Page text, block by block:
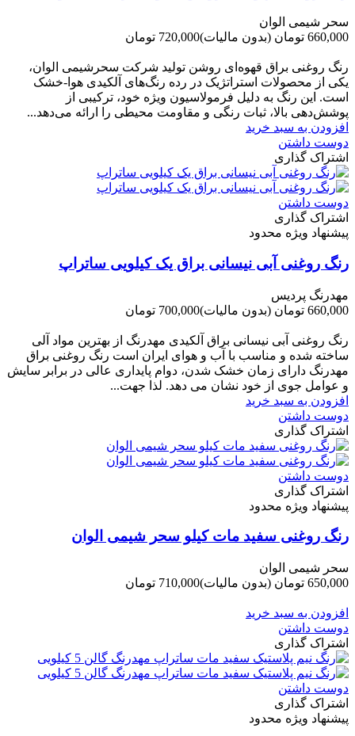
سحر شیمی الوان
660,000 تومان
(بدون مالیات)720,000 تومان
رنگ روغنی براق قهوه‌ای روشن تولید شرکت سحرشیمی الوان،
یکی از محصولات استراتژیک در رده رنگ‌های آلکیدی هوا-خشک
است. این رنگ به دلیل فرمولاسیون ویژه خود، ترکیبی از
پوشش‌دهی بالا، ثبات رنگی و مقاومت محیطی را ارائه می‌دهد...
افزودن به سبد خرید
دوست داشتن
اشتراک گذاری
دوست داشتن
اشتراک گذاری
پیشنهاد ویژه محدود
رنگ روغنی آبی نیسانی براق یک کیلویی ساتراپ
مهدرنگ پردیس
660,000 تومان
(بدون مالیات)700,000 تومان
رنگ روغنی آبی نیسانی براق آلکیدی مهدرنگ از بهترین مواد آلی
ساخته شده و مناسب با آب و هوای ایران است رنگ روغنی براق
مهدرنگ دارای زﻣﺎن ﺧﺸﮏ ﺷﺪن، دوام ﭘﺎﯾﺪاری عالی در ﺑﺮاﺑﺮ ﺳﺎﯾﺶ
و ﻋﻮاﻣﻞ ﺟﻮی از ﺧﻮد ﻧﺸﺎن ﻣﯽ دﻫﺪ. ﻟﺬا ﺟﻬﺖ...
افزودن به سبد خرید
دوست داشتن
اشتراک گذاری
دوست داشتن
اشتراک گذاری
پیشنهاد ویژه محدود
رنگ روغنی سفید مات کیلو سحر شیمی الوان
سحر شیمی الوان
650,000 تومان
(بدون مالیات)710,000 تومان
افزودن به سبد خرید
دوست داشتن
اشتراک گذاری
دوست داشتن
اشتراک گذاری
پیشنهاد ویژه محدود